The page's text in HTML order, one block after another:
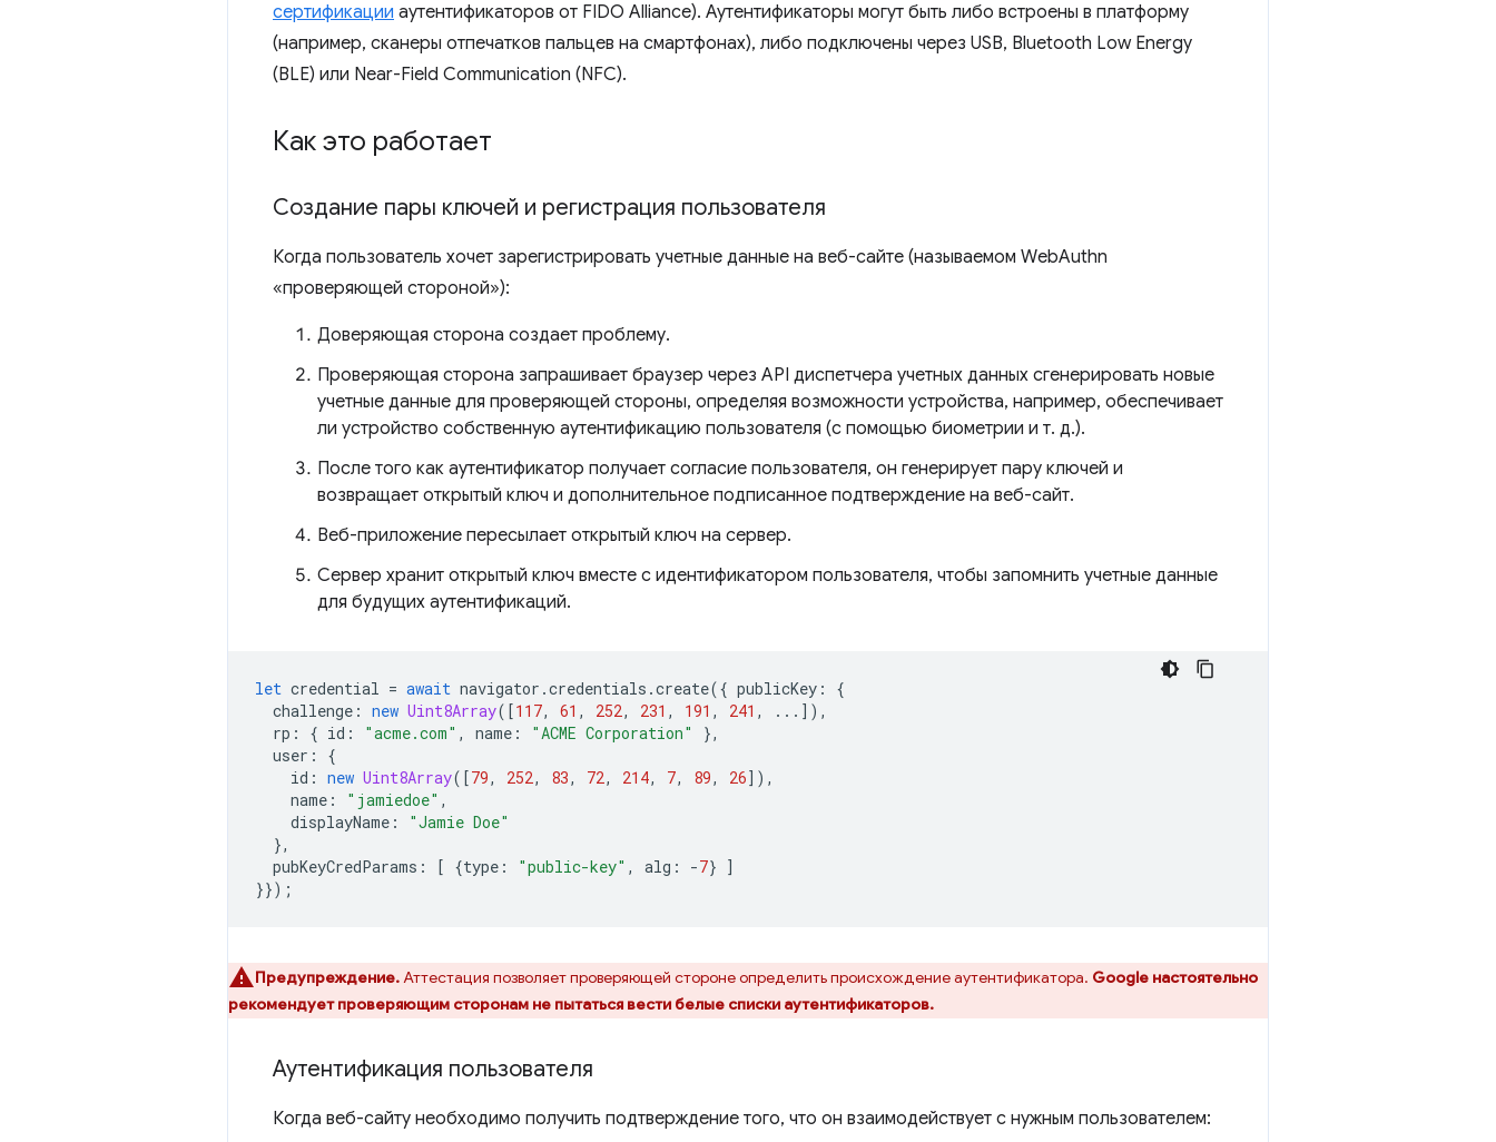
сертификации аутентификаторов от FIDO Alliance). Аутентификаторы могут быть либо встроены в платформу
(например, сканеры отпечатков пальцев на смартфонах), либо подключены через USB, Bluetooth Low Energy
(BLE) или Near-Field Communication (NFC).
Как это работает
Создание пары ключей и регистрация пользователя
Когда пользователь хочет зарегистрировать учетные данные на веб-сайте (называемом WebAuthn
«проверяющей стороной»):
Доверяющая сторона создает проблему.
Проверяющая сторона запрашивает браузер через API диспетчера учетных данных сгенерировать новые
учетные данные для проверяющей стороны, определяя возможности устройства, например, обеспечивает
ли устройство собственную аутентификацию пользователя (с помощью биометрии и т. д.).
После того как аутентификатор получает согласие пользователя, он генерирует пару ключей и
возвращает открытый ключ и дополнительное подписанное подтверждение на веб-сайт.
Веб-приложение пересылает открытый ключ на сервер.
Сервер хранит открытый ключ вместе с идентификатором пользователя, чтобы запомнить учетные данные
для будущих аутентификаций.
let credential = await navigator .credentials .create({ publicKey :
{
challenge : new Uint8Array([117, 61 , 252, 231 , 191 , 241 ,
...]),
rp : { id : "acme.com" , name : "ACME Corporation"
},
user :
{
id : new Uint8Array([79, 252, 83, 72, 214, 7, 89, 26]),
name : "jamiedoe" ,
displayName :
"Jamie Doe"
},
pubKeyCredParams : [ {type : "public-key" , alg : -7} ]
}});
Предупреждение.Аттестация позволяет проверяющей стороне определить происхождение аутентификатора. Google настоятельно
рекомендует проверяющим сторонам не пытаться вести белые списки аутентификаторов.
Аутентификация пользователя
Когда веб-сайту необходимо получить подтверждение того, что он взаимодействует с нужным пользователем: